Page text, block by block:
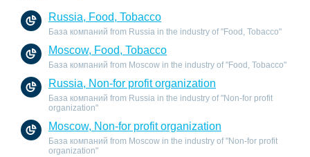
Russia, Food, Tobacco
База компаний from Russia in the industry of "Food, Tobacco"
Moscow, Food, Tobacco
База компаний from Moscow in the industry of "Food, Tobacco"
Russia, Non-for profit organization
База компаний from Russia in the industry of "Non-for profit
organization"
Moscow, Non-for profit organization
База компаний from Moscow in the industry of "Non-for profit
organization"